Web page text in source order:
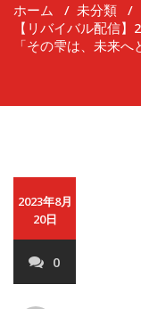
ホーム / 未分類 /
【リバイバル配信
「その雫は、未来
2023年8月
20日
0